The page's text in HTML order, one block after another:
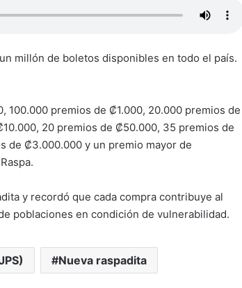
millón de boletos disponibles en todo el país.
100.000 premios de ₡1.000, 20.000 premios de
20 premios de ₡50.000, 35 premios de
de ₡3.000.000 y un premio mayor de
y recordó que cada compra contribuye al
poblaciones en condición de vulnerabilidad.
Nueva raspadita